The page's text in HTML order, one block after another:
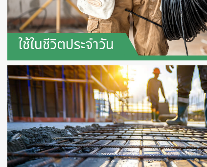
ใช้ในชีวิตประจำวัน